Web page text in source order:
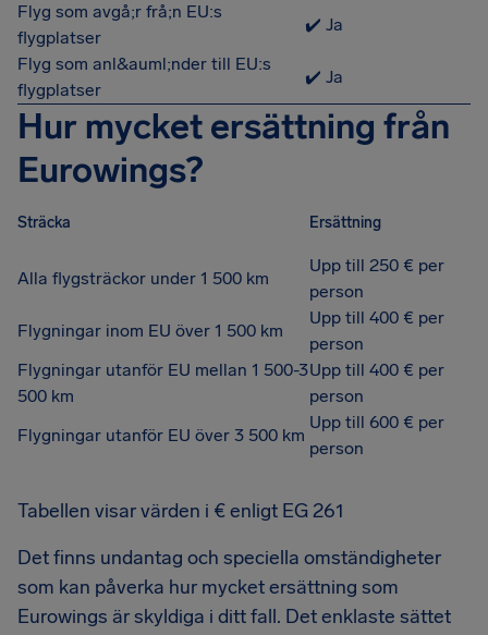
Flyg som avgå;r frå;n EU:s
flygplatser
✔️ Ja
Flyg som anl&auml;nder till EU:s
flygplatser
✔️ Ja
Hur mycket ersättning från
Eurowings?
Sträcka Ersättning
Alla flygsträckor under 1 500 km
Upp till 250 € per
person
Flygningar inom EU över 1 500 km
Upp till 400 € per
person
Flygningar utanför EU mellan 1 500-3
500 km
Upp till 400 € per
person
Flygningar utanför EU över 3 500 km
Upp till 600 € per
person
Tabellen visar värden i € enligt EG 261
Det finns undantag och speciella omständigheter
som kan påverka hur mycket ersättning som
Eurowings är skyldiga i ditt fall. Det enklaste sättet